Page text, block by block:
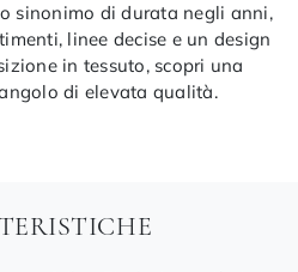
sinonimo di durata negli anni,
linee decise e un design
in tessuto, scopri una
di elevata qualità.